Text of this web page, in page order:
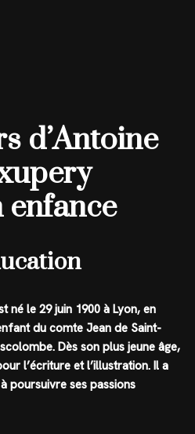
d’Antoine
enfance
né le 29 juin 1900 à Lyon, en
du comte Jean de Saint-
Dès son plus jeune âge,
l’écriture et l’illustration. Il a
poursuivre ses passions